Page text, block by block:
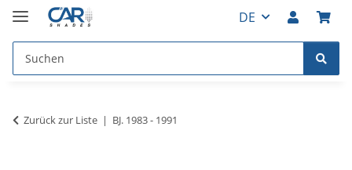
DE
Zurück zur Liste BJ. 1983 - 1991